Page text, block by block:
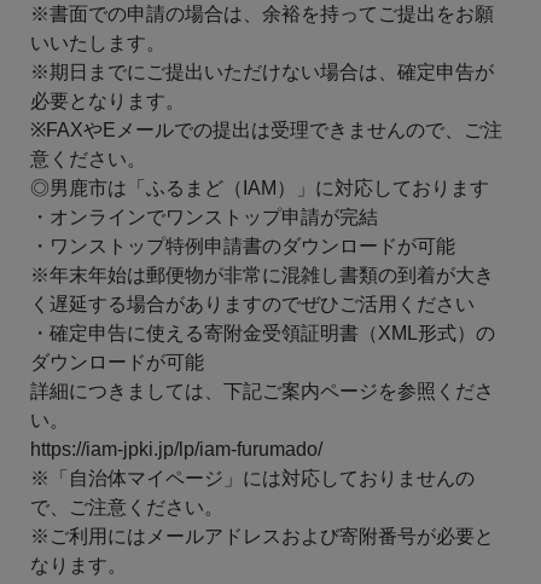
※書面での申請の場合は、余裕を持ってご提出をお願
いいたします。
※期日までにご提出いただけない場合は、確定申告が
必要となります。
※FAXやEメールでの提出は受理できませんので、ご注
意ください。
◎男鹿市は「ふるまど（IAM）」に対応しております
・オンラインでワンストップ申請が完結
・ワンストップ特例申請書のダウンロードが可能
※年末年始は郵便物が非常に混雑し書類の到着が大き
く遅延する場合がありますのでぜひご活用ください
・確定申告に使える寄附金受領証明書（XML形式）の
ダウンロードが可能
詳細につきましては、下記ご案内ページを参照くださ
い。
https://iam-jpki.jp/lp/iam-furumado/
※「自治体マイページ」には対応しておりませんの
で、ご注意ください。
※ご利用にはメールアドレスおよび寄附番号が必要と
なります。